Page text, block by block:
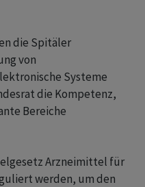
die Spitäler
von
Systeme
die Kompetenz,
Bereiche
Arzneimittel für
werden, um den